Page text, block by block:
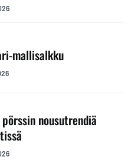
mallisalkku
nousutrendiä